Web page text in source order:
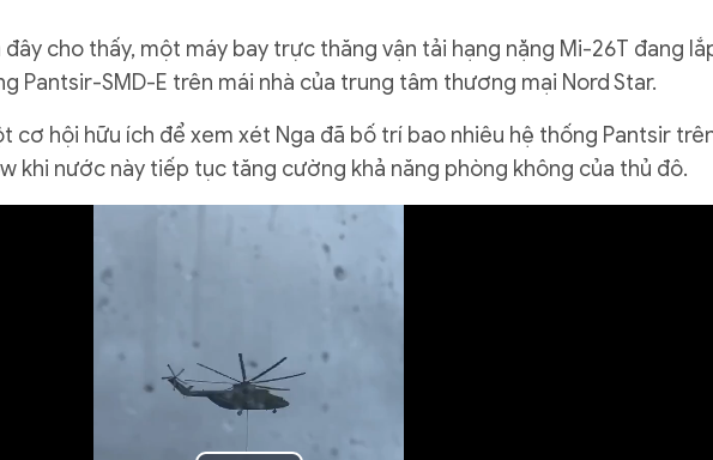
cho thấy, một máy bay trực thăng vận tải hạng nặng Mi-26T đang
Pantsir-SMD-E trên mái nhà của trung tâm thương mại Nord Star.
cơ hội hữu ích để xem xét Nga đã bố trí bao nhiêu hệ thống Pantsir
khi nước này tiếp tục tăng cường khả năng phòng không của thủ đô.